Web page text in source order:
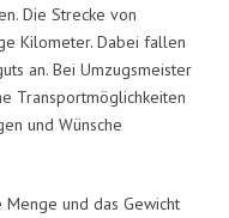
Die Strecke von
Kilometer. Dabei fallen
an. Bei Umzugsmeister
Transportmöglichkeiten
und Wünsche
und das Gewicht